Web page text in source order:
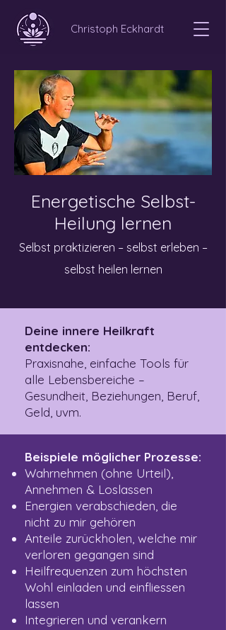
Christoph Eckhardt
Energetische Selbst-
Heilung lernen
Selbst praktizieren – selbst erleben –
selbst heilen lernen
Deine innere Heilkraft
entdecken:
Praxisnahe, einfache Tools für
alle Lebensbereiche –
Gesundheit, Beziehungen, Beruf,
Geld, uvm.
Beispiele möglicher Prozesse:
Wahrnehmen (ohne Urteil),
Annehmen & Loslassen
Energien verabschieden, die
nicht zu mir gehören
Anteile zurückholen, welche mir
verloren gegangen sind
Heilfrequenzen zum höchsten
Wohl einladen und einfliessen
lassen
Integrieren und verankern